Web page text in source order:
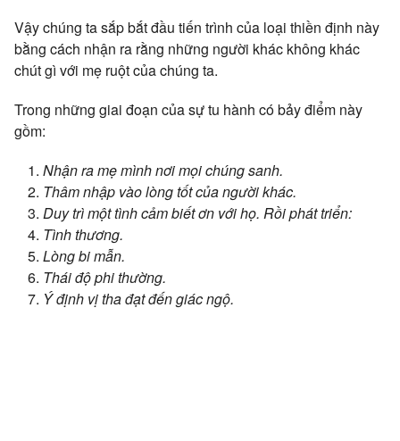
Vậy chúng ta sắp bắt đầu tiến trình của loại thiền định này
bằng cách nhận ra rằng những người khác không khác
chút gì với mẹ ruột của chúng ta.
Trong những giai đoạn của sự tu hành có bảy điểm này
gồm:
Nhận ra mẹ mình nơi mọi chúng sanh.
Thâm nhập vào lòng tốt của người khác.
Duy trì một tình cảm biết ơn với họ. Rồi phát triển:
Tình thương.
Lòng bi mẫn.
Thái độ phi thường.
Ý định vị tha đạt đến giác ngộ.